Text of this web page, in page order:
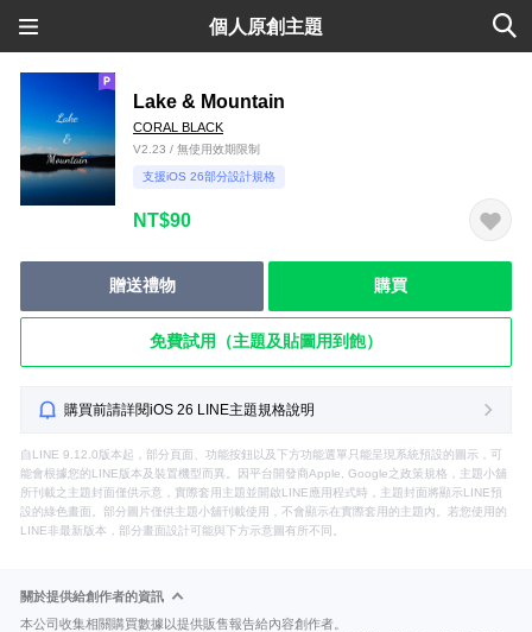
個人原創主題
Lake & Mountain
CORAL BLACK
V2.23 / 無使用效期限制
支援iOS 26部分設計規格
NT$90
贈送禮物 購買
免費試用（主題及貼圖用到飽）
購買前請詳閱iOS 26 LINE主題規格說明
自LINE 9.12.0版本起，部分頁面、功能按鈕以及下方功能選單只能呈現系統預設的圖示，可
能會根據您的LINE版本及裝置機型而異。因平台開發商Apple, Google之政策規格，主題小舖
所刊載之主題封面僅供示意，實際套用主題並開啟LINE應用程式時，主題封面將顯示LINE預
設的綠色畫面。部分圖片僅供主題小舖刊載使用，不會顯示在實際套用的主題內。若您使用的
LINE非最新版本，部分畫面設計可能與下方示意圖有所不同。
關於提供給創作者的資訊
本公司收集相關購買數據以提供販售報告給內容創作者。